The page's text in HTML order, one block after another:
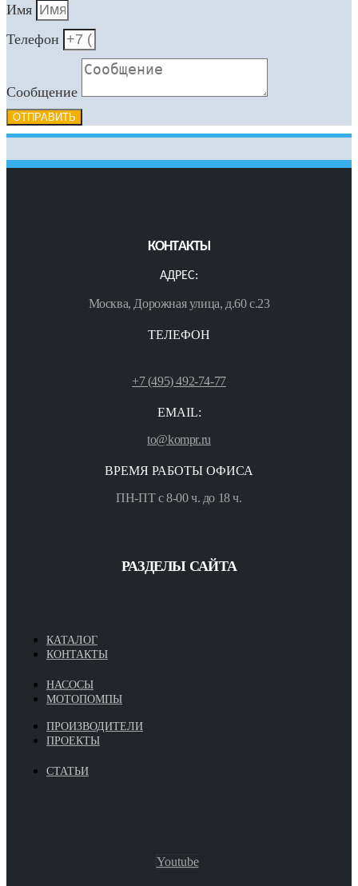
Имя
Телефон
Сообщение
ОТПРАВИТЬ
КОНТАКТЫ
АДРЕС:
Москва, Дорожная улица, д.60 с.23
ТЕЛЕФОН
+7 (495) 492-74-77
EMAIL:
to@kompr.ru
ВРЕМЯ РАБОТЫ ОФИСА
ПН-ПТ с 8-00 ч. до 18 ч.
РАЗДЕЛЫ САЙТА
КАТАЛОГ
КОНТАКТЫ
НАСОСЫ
МОТОПОМПЫ
ПРОИЗВОДИТЕЛИ
ПРОЕКТЫ
СТАТЬИ
Youtube